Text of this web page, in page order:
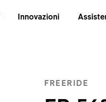
Innovazioni
FREERIDE